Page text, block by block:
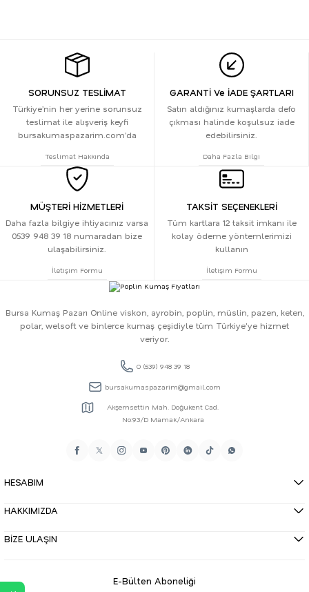
SORUNSUZ TESLİMAT
Türkiye’nin her yerine sorunsuz
teslimat ile alışveriş keyfi
bursakumaspazarim.com’da
Teslimat Hakkında
GARANTİ Ve İADE ŞARTLARI
Satın aldığınız kumaşlarda defo
çıkması halinde koşulsuz iade
edebilirsiniz.
Daha Fazla Bilgi
MÜŞTERİ HİZMETLERİ
Daha fazla bilgiye ihtiyacınız varsa
0539 948 39 18 numaradan bize
ulaşabilirsiniz.
İletişim Formu
TAKSİT SEÇENEKLERİ
Tüm kartlara 12 taksit imkanı ile
kolay ödeme yöntemlerimizi
kullanın
İletişim Formu
Bursa Kumaş Pazarı Online viskon, ayrobin, poplin, müslin, pazen, keten,
polar, welsoft ve binlerce kumaş çeşidiyle tüm Türkiye'ye hizmet
veriyor.
0 (539) 948 39 18
bursakumaspazarim@gmail.com
Akşemsettin Mah. Doğukent Cad.
No:93/D Mamak/Ankara
HESABIM
HAKKIMIZDA
BİZE ULAŞIN
E-Bülten Aboneliği